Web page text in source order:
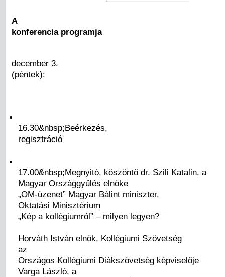
A
konferencia programja
december 3.
(péntek):
16.30&nbsp;Beérkezés,
regisztráció
17.00&nbsp;Megnyitó, köszöntő dr. Szili Katalin, a
Magyar Országgyűlés elnöke
„OM-üzenet” Magyar Bálint miniszter,
Oktatási Minisztérium
„Kép a kollégiumról” – milyen legyen?
Horváth István elnök, Kollégiumi Szövetség
az
Országos Kollégiumi Diákszövetség képviselője
Varga László, a